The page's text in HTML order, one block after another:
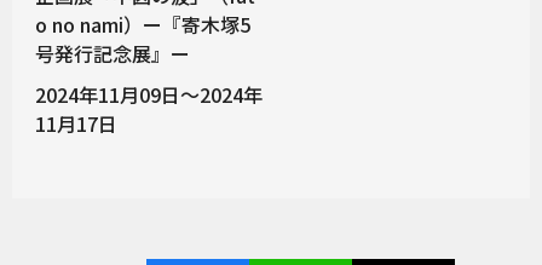
o no nami）ー『寄木塚5
号発行記念展』ー
2024年11月09日～2024年
11月17日